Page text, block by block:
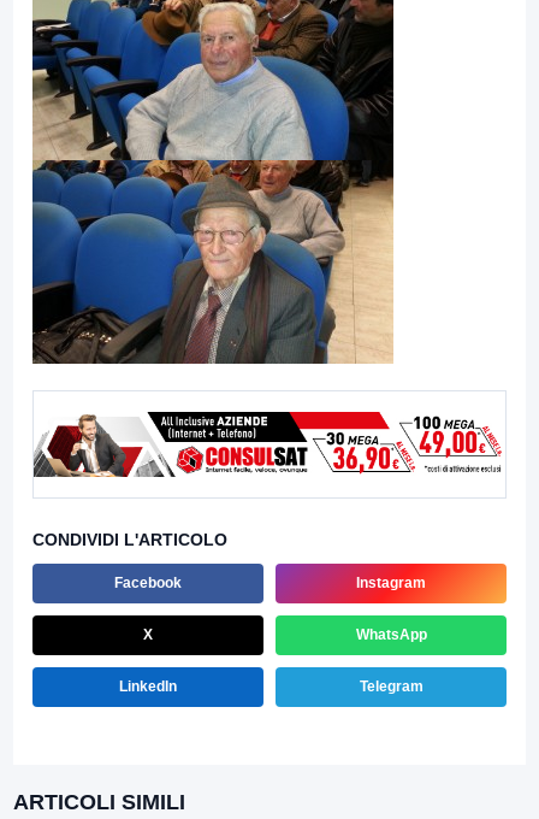
CONDIVIDI L'ARTICOLO
Facebook Instagram
X WhatsApp
LinkedIn Telegram
ARTICOLI SIMILI